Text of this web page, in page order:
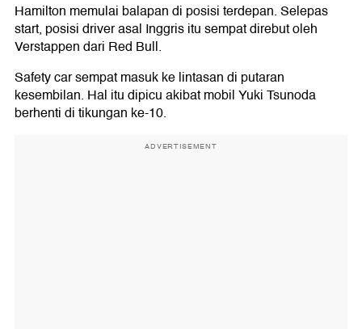
Hamilton memulai balapan di posisi terdepan. Selepas
start, posisi driver asal Inggris itu sempat direbut oleh
Verstappen dari Red Bull.
Safety car sempat masuk ke lintasan di putaran
kesembilan. Hal itu dipicu akibat mobil Yuki Tsunoda
berhenti di tikungan ke-10.
ADVERTISEMENT